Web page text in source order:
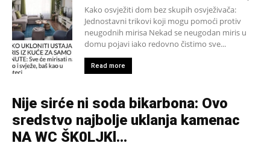
Kako osvježiti dom bez skupih osvježivača:
Jednostavni trikovi koji mogu pomoći protiv
neugodnih mirisa Nekad se neugodan miris u
domu pojavi iako redovno čistimo sve...
Read more
Nije sirće ni soda bikarbona: Ovo
sredstvo najbolje uklanja kamenac
NA WC ŠK0LJKl…